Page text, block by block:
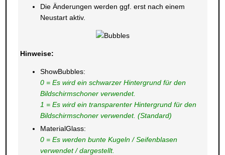
Die Änderungen werden ggf. erst nach einem
Neustart aktiv.
Hinweise:
ShowBubbles:
0 = Es wird ein schwarzer Hintergrund für den
Bildschirmschoner verwendet.
1 = Es wird ein transparenter Hintergrund für den
Bildschirmschoner verwendet. (Standard)
MaterialGlass:
0 = Es werden bunte Kugeln / Seifenblasen
verwendet / dargestellt.